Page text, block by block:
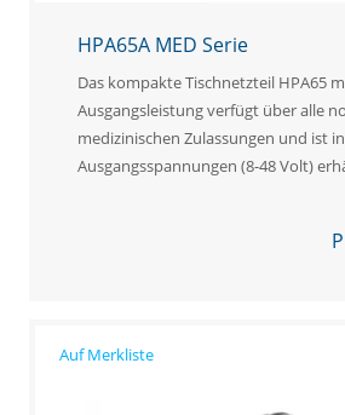
HPA65A MED Serie
Das kompakte Tischnetzteil HPA65
Ausgangsleistung verfügt über alle
medizinischen Zulassungen und ist
Ausgangsspannungen (8-48 Volt)